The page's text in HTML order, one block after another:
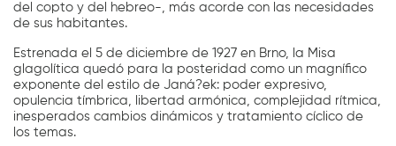
del copto y del hebreo-, más acorde con las necesidades
de sus habitantes.
Estrenada el 5 de diciembre de 1927 en Brno, la Misa
glagolítica quedó para la posteridad como un magnífico
exponente del estilo de Janá?ek: poder expresivo,
opulencia tímbrica, libertad armónica, complejidad rítmica,
inesperados cambios dinámicos y tratamiento cíclico de
los temas.